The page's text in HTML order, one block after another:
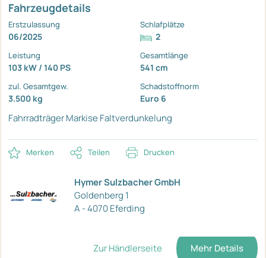
Fahrzeugdetails
Erstzulassung
06/2025
Schlafplätze
2
Leistung
103 kW / 140 PS
Gesamtlänge
541 cm
zul. Gesamtgew.
3.500 kg
Schadstoffnorm
Euro 6
FahrradträgerMarkise Faltverdunkelung
Merken Teilen Drucken
Hymer Sulzbacher GmbH
Goldenberg 1
A - 4070 Eferding
Zur Händlerseite Mehr Details